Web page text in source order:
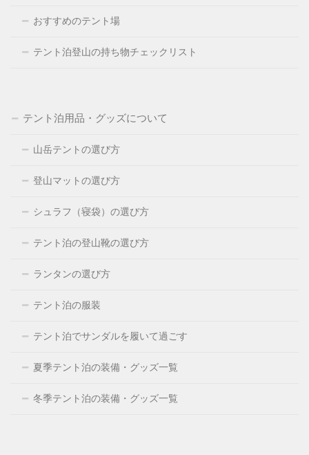
おすすめのテント場
テント泊登山の持ち物チェックリスト
テント泊用品・グッズについて
山岳テントの選び方
登山マットの選び方
シュラフ（寝袋）の選び方
テント泊の登山靴の選び方
ランタンの選び方
テント泊の服装
テント泊でサンダルを履いて過ごす
夏季テント泊の装備・グッズ一覧
冬季テント泊の装備・グッズ一覧